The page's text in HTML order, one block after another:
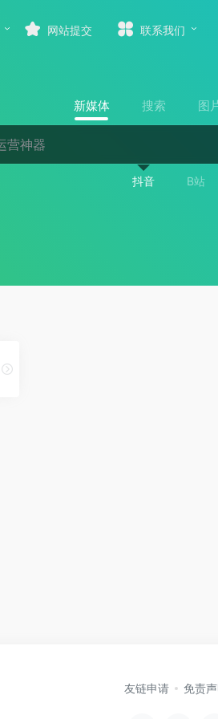
网站提交 联系我们
新媒体 搜索 图
抖音 B站
友链申请 免责